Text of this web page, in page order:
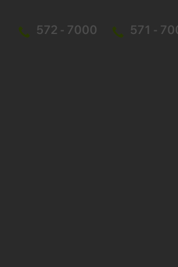
572 - 7000 571 -